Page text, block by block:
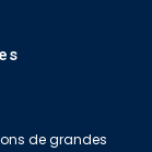
de grandes